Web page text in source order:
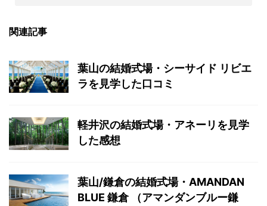
関連記事
葉山の結婚式場・シーサイド リビエ
ラを見学した口コミ
軽井沢の結婚式場・アネーリを見学
した感想
葉山/鎌倉の結婚式場・AMANDAN
BLUE 鎌倉 （アマンダンブルー鎌